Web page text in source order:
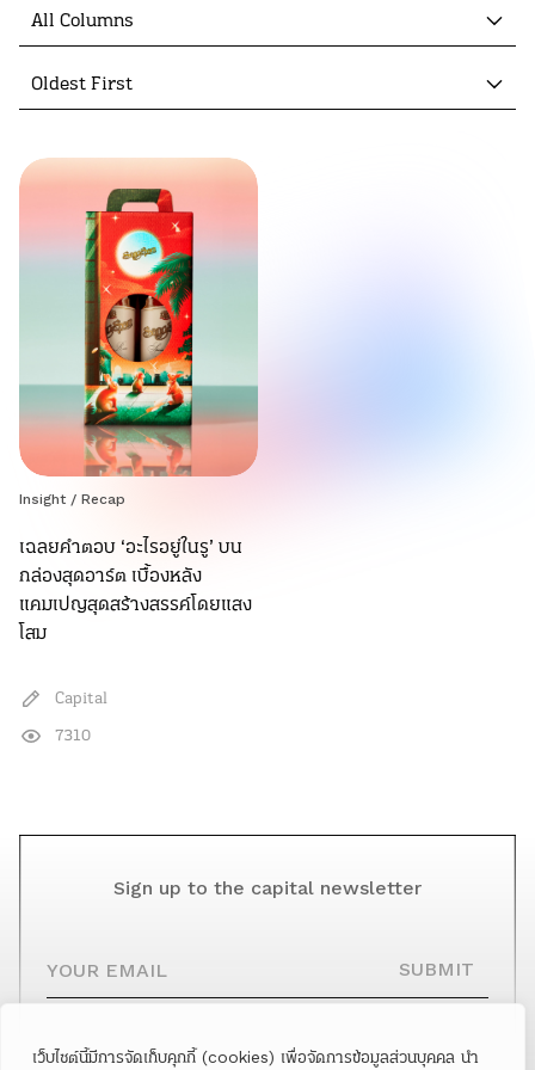
เว็บไซต์นี้มีการจัดเก็บคุกกี้ (cookies) เพื่อจัดการข้อมูลส่วนบุคคล นำ
All Columns
Oldest First
Insight / Recap
เฉลยคำตอบ ‘อะไรอยู่ในรู’ บน
กล่องสุดอาร์ต เบื้องหลัง
แคมเปญสุดสร้างสรรค์โดยแสง
โสม
Capital
7310
Sign up to the capital newsletter
SUBMIT